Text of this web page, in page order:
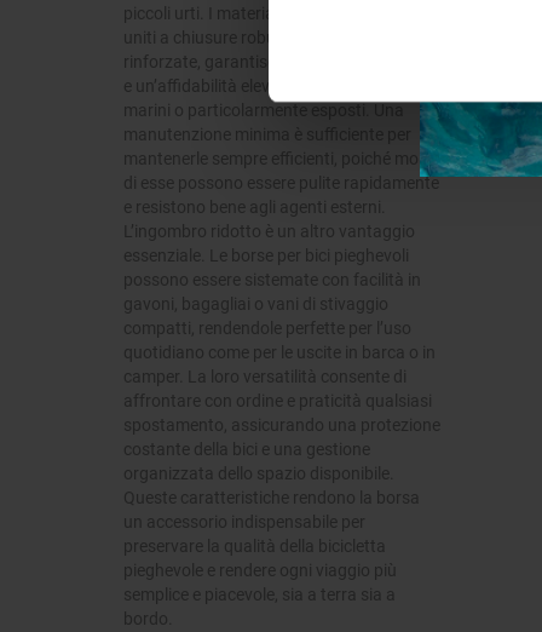
piccoli urti. I materiali tecnici resistenti,
uniti a chiusure robuste e a cuciture
rinforzate, garantiscono una lunga durata
e un’affidabilità elevata anche in ambienti
marini o particolarmente esposti. Una
manutenzione minima è sufficiente per
mantenerle sempre efficienti, poiché molte
di esse possono essere pulite rapidamente
e resistono bene agli agenti esterni.
L’ingombro ridotto è un altro vantaggio
essenziale. Le borse per bici pieghevoli
possono essere sistemate con facilità in
gavoni, bagagliai o vani di stivaggio
compatti, rendendole perfette per l’uso
quotidiano come per le uscite in barca o in
camper. La loro versatilità consente di
affrontare con ordine e praticità qualsiasi
spostamento, assicurando una protezione
costante della bici e una gestione
organizzata dello spazio disponibile.
Queste caratteristiche rendono la borsa
un accessorio indispensabile per
preservare la qualità della bicicletta
pieghevole e rendere ogni viaggio più
semplice e piacevole, sia a terra sia a
bordo.